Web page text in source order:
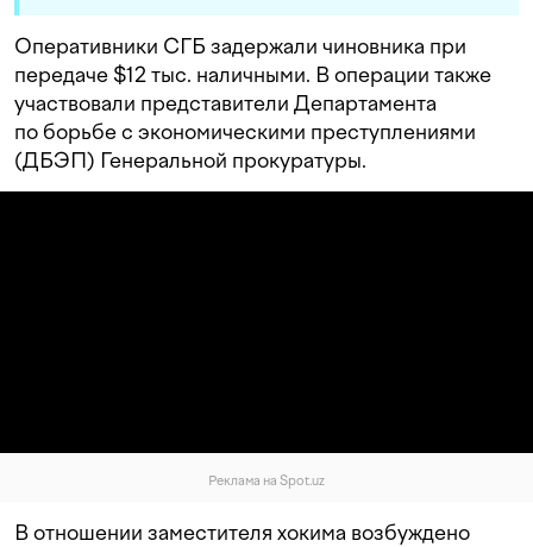
Оперативники СГБ задержали чиновника при
передаче $12 тыс. наличными. В операции также
участвовали представители Департамента
по борьбе с экономическими преступлениями
(ДБЭП) Генеральной прокуратуры.
Реклама на Spot.uz
В отношении заместителя хокима возбуждено